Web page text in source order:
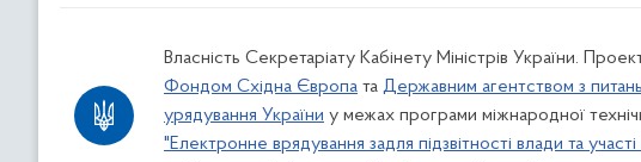
Власність Секретаріату Кабінету Міністрів України.
Фондом Східна Європа та Державним агентством з
урядування України у межах програми міжнародної
"Електронне врядування задля підзвітності влади та